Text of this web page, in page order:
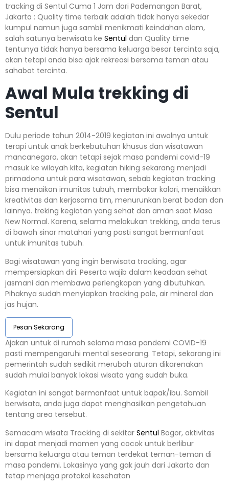
tracking di Sentul Cuma 1 Jam dari Pademangan Barat,
Jakarta : Quality time terbaik adalah tidak hanya sekedar
kumpul namun juga sambil menikmati keindahan alam,
salah satunya berwisata ke Sentul dan Quality time
tentunya tidak hanya bersama keluarga besar tercinta saja,
akan tetapi anda bisa ajak rekreasi bersama teman atau
sahabat tercinta.
Awal Mula trekking di
Sentul
Dulu periode tahun 2014-2019 kegiatan ini awalnya untuk
terapi untuk anak berkebutuhan khusus dan wisatawan
mancanegara, akan tetapi sejak masa pandemi covid-19
masuk ke wilayah kita, kegiatan hiking sekarang menjadi
primadona untuk para wisatawan, sebab kegiatan tracking
bisa menaikan imunitas tubuh, membakar kalori, menaikkan
kreativitas dan kerjasama tim, menurunkan berat badan dan
lainnya. treking kegiatan yang sehat dan aman saat Masa
New Normal. Karena, selama melakukan trekking, anda terus
di bawah sinar matahari yang pasti sangat bermanfaat
untuk imunitas tubuh.
Bagi wisatawan yang ingin berwisata tracking, agar
mempersiapkan diri. Peserta wajib dalam keadaan sehat
jasmani dan membawa perlengkapan yang dibutuhkan.
Pihaknya sudah menyiapkan tracking pole, air mineral dan
jas hujan.
Pesan Sekarang
Ajakan untuk di rumah selama masa pandemi COVID-19
pasti mempengaruhi mental seseorang. Tetapi, sekarang ini
pemerintah sudah sedikit merubah aturan dikarenakan
sudah mulai banyak lokasi wisata yang sudah buka.
Kegiatan ini sangat bermanfaat untuk bapak/ibu. Sambil
berwisata, anda juga dapat menghasilkan pengetahuan
tentang area tersebut.
Semacam wisata Tracking di sekitar Sentul Bogor, aktivitas
ini dapat menjadi momen yang cocok untuk berlibur
bersama keluarga atau teman terdekat teman-teman di
masa pandemi. Lokasinya yang gak jauh dari Jakarta dan
tetap menjaga protokol kesehatan